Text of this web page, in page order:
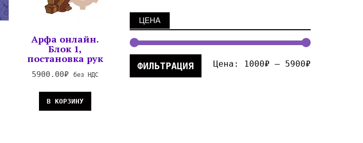
Арфа онлайн.
Блок 1,
постановка рук
5900.00₽ без НДС
В КОРЗИНУ
ЦЕНА
ФИЛЬТРАЦИЯ Цена: 1000₽ — 5900₽